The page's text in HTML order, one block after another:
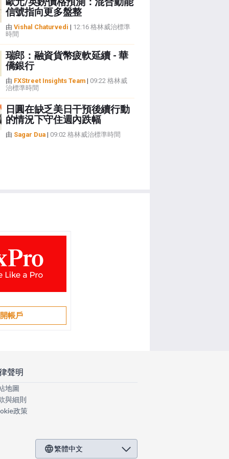
信號指向更多盤整
由 Vishal Chaturvedi | 12:16 格林威治標準
時間
瑞郎：融資貨幣疲軟延續 - 華
僑銀行
由 FXStreet Insights Team| 09:22 格林威
治標準時間
日圓在缺乏美日干預後續行動
的情況下守住週內跌幅
由 Sagar Dua| 09:02 格林威治標準時間
開帳戶
聲明
地圖
與細則
政策
繁體中文